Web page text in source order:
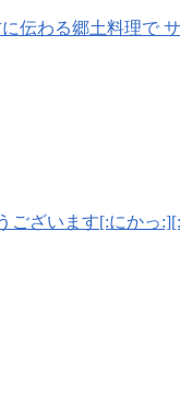
伝わる郷土料理で
います[:にかっ